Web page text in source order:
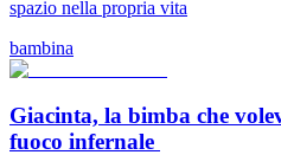
spazio nella propria vita
bambina
Giacinta, la bimba che
fuoco infernale